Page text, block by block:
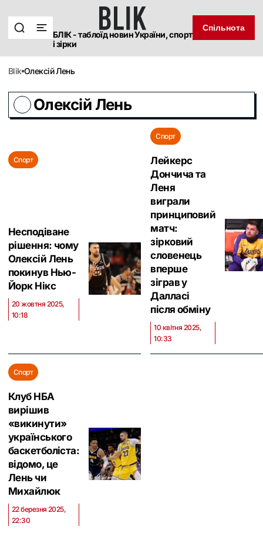
БЛІК - таблоїд новин України, спорт
і зірки
Спільнота
blik Олексій Лень
Олексій Лень
Спорт
Несподіване
рішення: чому
Олексій Лень
покинув Нью-
Йорк Нікс
20 жовтня 2025,
10:18
Спорт
Лейкерс
Дончича та
Леня
виграли
принциповий
матч:
зірковий
словенець
вперше
зіграв у
Далласі
після обміну
10 квітня 2025,
10:33
Спорт
Клуб НБА
вирішив
«викинути»
українського
баскетболіста:
відомо, це
Лень чи
Михайлюк
22 березня 2025,
22:30